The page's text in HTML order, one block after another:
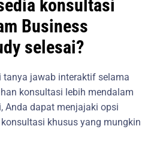
konsultasi
Business
selesai?
tanya jawab interaktif selama
konsultasi lebih mendalam
Anda dapat menjajaki opsi
khusus yang mungkin